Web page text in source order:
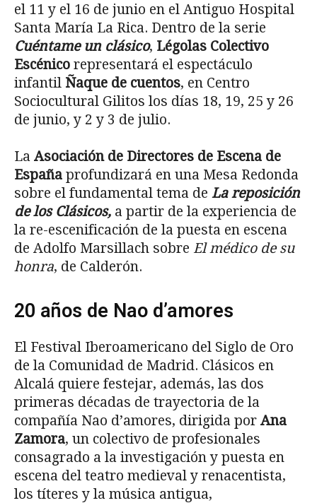
el 11 y el 16 de junio en el Antiguo Hospital
Santa María La Rica. Dentro de la serie
Cuéntame un clásico, Légolas Colectivo
Escénico representará el espectáculo
infantil Ñaque de cuentos, en Centro
Sociocultural Gilitos los días 18, 19, 25 y 26
de junio, y 2 y 3 de julio.
La Asociación de Directores de Escena de
España profundizará en una Mesa Redonda
sobre el fundamental tema de La reposición
de los Clásicos, a partir de la experiencia de
la re-escenificación de la puesta en escena
de Adolfo Marsillach sobre El médico de su
honra, de Calderón.
20 años de Nao d’amores
El Festival Iberoamericano del Siglo de Oro
de la Comunidad de Madrid. Clásicos en
Alcalá quiere festejar, además, las dos
primeras décadas de trayectoria de la
compañía Nao d’amores, dirigida por Ana
Zamora, un colectivo de profesionales
consagrado a la investigación y puesta en
escena del teatro medieval y renacentista,
los títeres y la música antigua,